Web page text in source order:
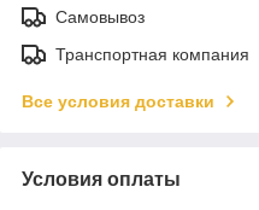
Самовывоз
Транспортная компания
Все условия доставки
Условия оплаты